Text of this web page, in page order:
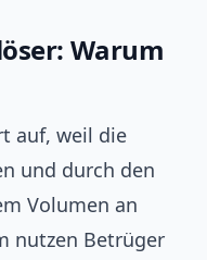
Warum
auf, weil die
und durch den
Volumen an
nutzen Betrüger